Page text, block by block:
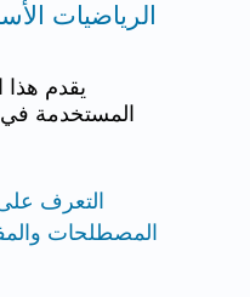
الرياضيات
يقدم
المستخدمة في
المصطلحات